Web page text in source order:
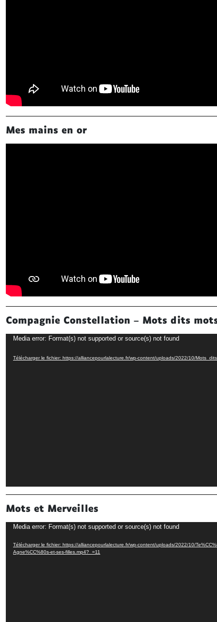
Mes mains en or
Compagnie Constellation – Mots dits
Lecteur
Media error: Format(s) not supported or source(s) not found
Télécharger le fichier: https://alliancepourlalecture.fr/wp-content/uploads/2022/10/
Mots et Merveilles
Lecteur
Media error: Format(s) not supported or source(s) not found
Télécharger le fichier: https://alliancepourlalecture.fr/wp-content/uploads/2022/10/
Agne%CC%80s-et-ses-filles.mp4?_=11